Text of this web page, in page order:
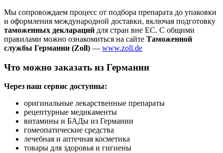
Мы сопровождаем процесс от подбора препарата до упаковки
и оформления международной доставки, включая подготовку
таможенных деклараций для стран вне ЕС. С общими
правилами можно ознакомиться на сайте Таможенной
службы Германии (Zoll) — www.zoll.de
Что можно заказать из Германии
Через наш сервис доступны:
оригинальные лекарственные препараты
рецептурные медикаменты
витамины и БАДы из Германии
гомеопатические средства
лечебная и аптечная косметика
товары для здоровья и гигиены